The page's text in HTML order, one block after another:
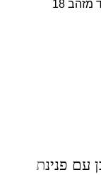
18
עם פנינת